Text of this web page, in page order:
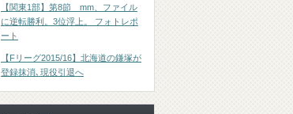
【関東1部】第8節 mm、ファイル
に逆転勝利。3位浮上。 フォトレポ
ート
【Fリーグ2015/16】北海道の鎌塚が
登録抹消､現役引退へ